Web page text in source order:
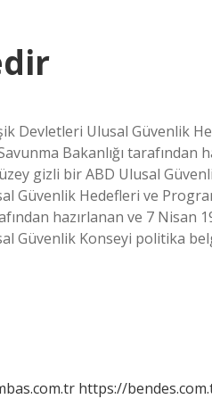
Devletleri Ulusal Güvenlik
Bakanlığı tarafından
gizli bir ABD Ulusal
Güvenlik Hedefleri ve
hazırlanan ve 7 Nisan
Güvenlik Konseyi politika
https://